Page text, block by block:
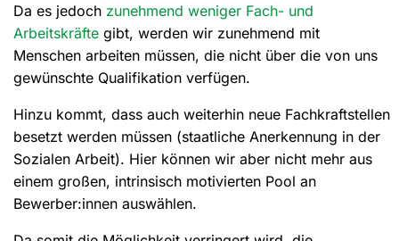
Da es jedoch zunehmend weniger Fach- und
Arbeitskräfte gibt, werden wir zunehmend mit
Menschen arbeiten müssen, die nicht über die von uns
gewünschte Qualifikation verfügen.
Hinzu kommt, dass auch weiterhin neue Fachkraftstellen
besetzt werden müssen (staatliche Anerkennung in der
Sozialen Arbeit). Hier können wir aber nicht mehr aus
einem großen, intrinsisch motivierten Pool an
Bewerber:innen auswählen.